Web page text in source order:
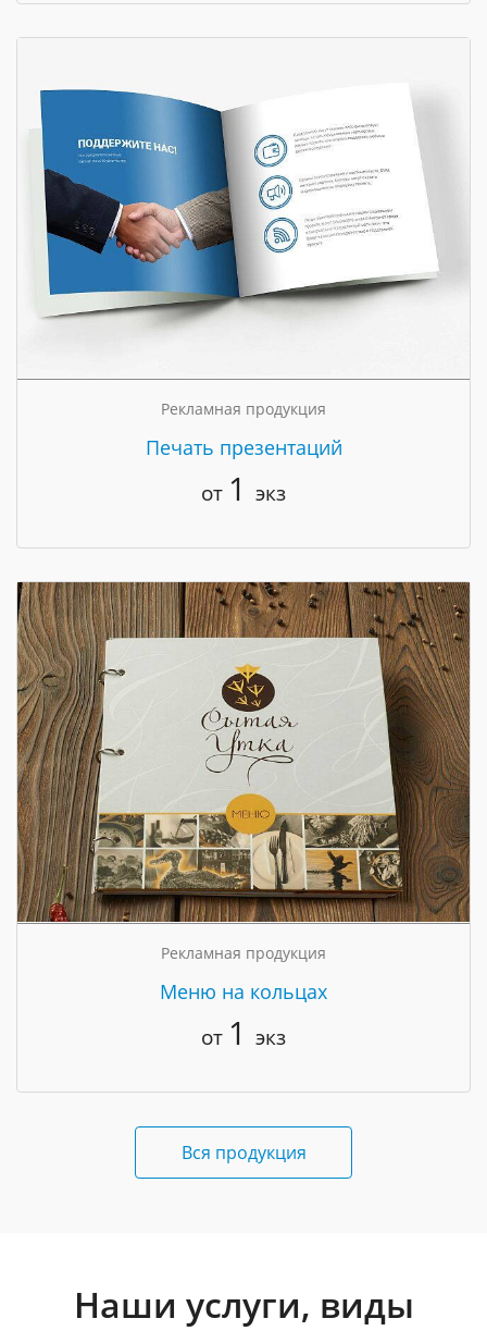
Рекламная продукция
Печать презентаций
от 1 экз
Рекламная продукция
Меню на кольцах
от 1 экз
Вся продукция
Наши услуги, виды